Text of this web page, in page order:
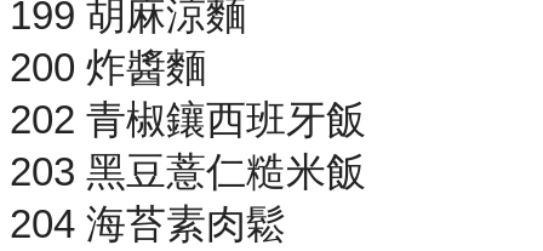
199 胡麻涼麵
200 炸醬麵
202 青椒鑲西班牙飯
203 黑豆薏仁糙米飯
204 海苔素肉鬆